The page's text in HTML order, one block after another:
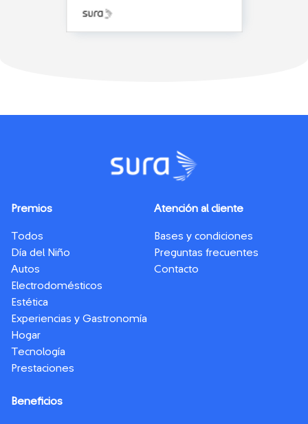
Premios
Todos
Día del Niño
Autos
Electrodomésticos
Estética
Experiencias y Gastronomía
Hogar
Tecnología
Prestaciones
Beneficios
Atención al cliente
Bases y condiciones
Preguntas frecuentes
Contacto